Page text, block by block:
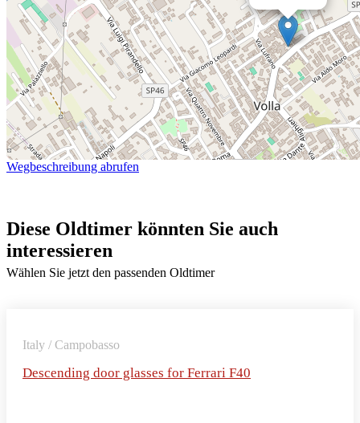
Wegbeschreibung abrufen
Diese Oldtimer könnten Sie auch
interessieren
Wählen Sie jetzt den passenden Oldtimer
Italy / Campobasso
Descending door glasses for Ferrari F40